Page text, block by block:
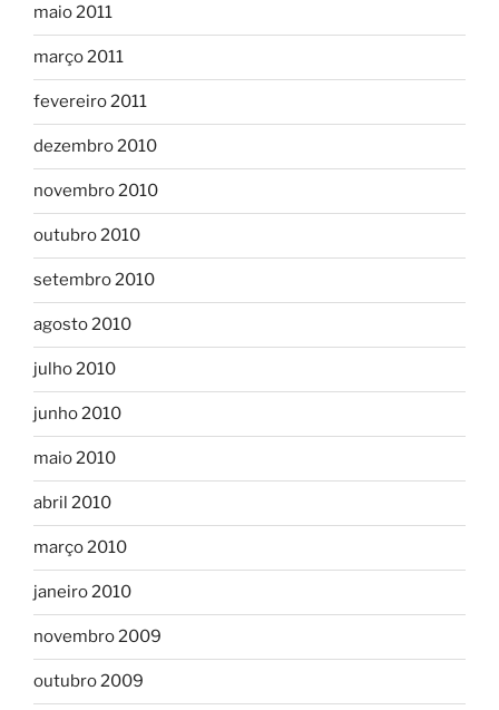
maio 2011
março 2011
fevereiro 2011
dezembro 2010
novembro 2010
outubro 2010
setembro 2010
agosto 2010
julho 2010
junho 2010
maio 2010
abril 2010
março 2010
janeiro 2010
novembro 2009
outubro 2009